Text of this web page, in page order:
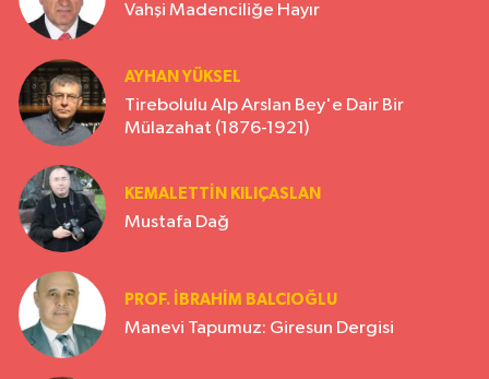
Vahşi Madenciliğe Hayır
AYHAN YÜKSEL
Tirebolulu Alp Arslan Bey'e Dair Bir
Mülazahat (1876-1921)
KEMALETTİN KILIÇASLAN
Mustafa Dağ
PROF. İBRAHİM BALCIOĞLU
Manevi Tapumuz: Giresun Dergisi